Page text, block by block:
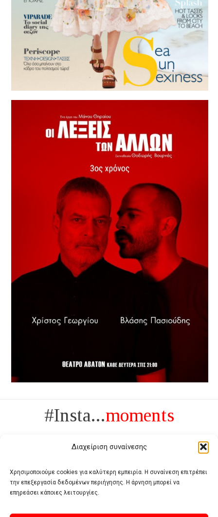
Διαχείριση συναίνεσης
Χρησιμοποιούμε cookies για καλύτερη εμπειρία. Η συναίνεση επιτρέπει
την επεξεργασία δεδομένων περιήγησης. Η άρνηση μπορεί να
επηρεάσει κάποιες λειτουργίες.
#Insta...moments
Πολυτέλεια δεν είναι το αντίθετο της ανέχειας, είναι το αντίθετο της